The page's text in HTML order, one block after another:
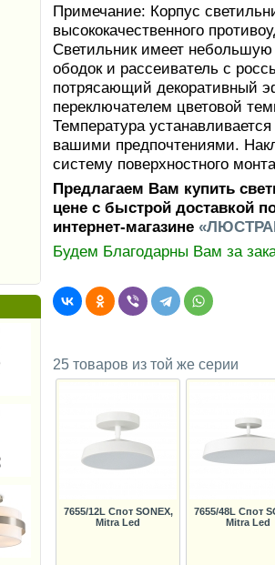
Примечание: Корпус
высококачественного
Светильник имеет
ободок и рассеиватель с
потрясающий декоративный
переключателем цветовой
Температура
вашими предпочтениями.
систему поверхностного
Предлагаем Вам купить
цене с быстрой доставкой
интернет-магазине
Будем Благодарны Вам за
25 товаров из той же серии
7655/12L Спот SONEX,
Mitra Led
7655/48L Спот
Mitra Led